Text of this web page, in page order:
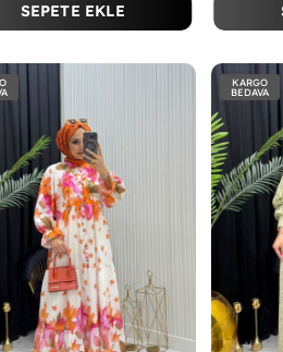
SEPETE EKLE
KARGO
BEDAVA